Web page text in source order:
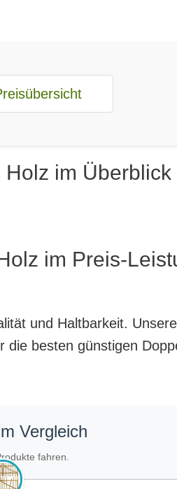
im Überblick
im Preis-
und Haltbarkeit.
besten günstigen
Vergleich
fahren.